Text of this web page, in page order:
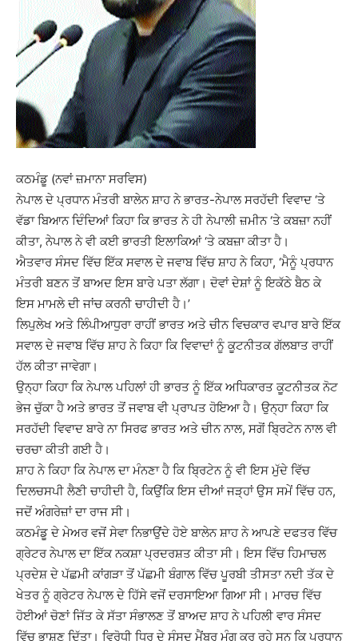
ਕਠਮੰਡੂ (ਨਵਾਂ ਜ਼ਮਾਨਾ ਸਰਵਿਸ)
ਨੇਪਾਲ ਦੇ ਪ੍ਰਧਾਨ ਮੰਤਰੀ ਬਾਲੇਨ ਸ਼ਾਹ ਨੇ ਭਾਰਤ-ਨੇਪਾਲ ਸਰਹੱਦੀ ਵਿਵਾਦ ‘ਤੇ
ਵੱਡਾ ਬਿਆਨ ਦਿੰਦਿਆਂ ਕਿਹਾ ਕਿ ਭਾਰਤ ਨੇ ਹੀ ਨੇਪਾਲੀ ਜ਼ਮੀਨ ‘ਤੇ ਕਬਜ਼ਾ ਨਹੀਂ
ਕੀਤਾ, ਨੇਪਾਲ ਨੇ ਵੀ ਕਈ ਭਾਰਤੀ ਇਲਾਕਿਆਂ ‘ਤੇ ਕਬਜ਼ਾ ਕੀਤਾ ਹੈ।
ਐਤਵਾਰ ਸੰਸਦ ਵਿੱਚ ਇੱਕ ਸਵਾਲ ਦੇ ਜਵਾਬ ਵਿੱਚ ਸ਼ਾਹ ਨੇ ਕਿਹਾ, ‘ਮੈਨੂੰ ਪ੍ਰਧਾਨ
ਮੰਤਰੀ ਬਣਨ ਤੋਂ ਬਾਅਦ ਇਸ ਬਾਰੇ ਪਤਾ ਲੱਗਾ। ਦੋਵਾਂ ਦੇਸ਼ਾਂ ਨੂੰ ਇਕੱਠੇ ਬੈਠ ਕੇ
ਇਸ ਮਾਮਲੇ ਦੀ ਜਾਂਚ ਕਰਨੀ ਚਾਹੀਦੀ ਹੈ।’
ਲਿਪੁਲੇਖ ਅਤੇ ਲਿੰਪੀਆਧੁਰਾ ਰਾਹੀਂ ਭਾਰਤ ਅਤੇ ਚੀਨ ਵਿਚਕਾਰ ਵਪਾਰ ਬਾਰੇ ਇੱਕ
ਸਵਾਲ ਦੇ ਜਵਾਬ ਵਿੱਚ ਸ਼ਾਹ ਨੇ ਕਿਹਾ ਕਿ ਵਿਵਾਦਾਂ ਨੂੰ ਕੂਟਨੀਤਕ ਗੱਲਬਾਤ ਰਾਹੀਂ
ਹੱਲ ਕੀਤਾ ਜਾਵੇਗਾ।
ਉਨ੍ਹਾ ਕਿਹਾ ਕਿ ਨੇਪਾਲ ਪਹਿਲਾਂ ਹੀ ਭਾਰਤ ਨੂੰ ਇੱਕ ਅਧਿਕਾਰਤ ਕੂਟਨੀਤਕ ਨੋਟ
ਭੇਜ ਚੁੱਕਾ ਹੈ ਅਤੇ ਭਾਰਤ ਤੋਂ ਜਵਾਬ ਵੀ ਪ੍ਰਾਪਤ ਹੋਇਆ ਹੈ। ਉਨ੍ਹਾ ਕਿਹਾ ਕਿ
ਸਰਹੱਦੀ ਵਿਵਾਦ ਬਾਰੇ ਨਾ ਸਿਰਫ ਭਾਰਤ ਅਤੇ ਚੀਨ ਨਾਲ, ਸਗੋਂ ਬ੍ਰਿਟੇਨ ਨਾਲ ਵੀ
ਚਰਚਾ ਕੀਤੀ ਗਈ ਹੈ।
ਸ਼ਾਹ ਨੇ ਕਿਹਾ ਕਿ ਨੇਪਾਲ ਦਾ ਮੰਨਣਾ ਹੈ ਕਿ ਬ੍ਰਿਟੇਨ ਨੂੰ ਵੀ ਇਸ ਮੁੱਦੇ ਵਿੱਚ
ਦਿਲਚਸਪੀ ਲੈਣੀ ਚਾਹੀਦੀ ਹੈ, ਕਿਉਂਕਿ ਇਸ ਦੀਆਂ ਜੜ੍ਹਾਂ ਉਸ ਸਮੇਂ ਵਿੱਚ ਹਨ,
ਜਦੋਂ ਅੰਗਰੇਜ਼ਾਂ ਦਾ ਰਾਜ ਸੀ।
ਕਠਮੰਡੂ ਦੇ ਮੇਅਰ ਵਜੋਂ ਸੇਵਾ ਨਿਭਾਉਂਦੇ ਹੋਏ ਬਾਲੇਨ ਸ਼ਾਹ ਨੇ ਆਪਣੇ ਦਫਤਰ ਵਿੱਚ
ਗ੍ਰੇਟਰ ਨੇਪਾਲ ਦਾ ਇੱਕ ਨਕਸ਼ਾ ਪ੍ਰਦਰਸ਼ਤ ਕੀਤਾ ਸੀ। ਇਸ ਵਿੱਚ ਹਿਮਾਚਲ
ਪ੍ਰਦੇਸ਼ ਦੇ ਪੱਛਮੀ ਕਾਂਗੜਾ ਤੋਂ ਪੱਛਮੀ ਬੰਗਾਲ ਵਿੱਚ ਪੂਰਬੀ ਤੀਸਤਾ ਨਦੀ ਤੱਕ ਦੇ
ਖੇਤਰ ਨੂੰ ਗ੍ਰੇਟਰ ਨੇਪਾਲ ਦੇ ਹਿੱਸੇ ਵਜੋਂ ਦਰਸਾਇਆ ਗਿਆ ਸੀ। ਮਾਰਚ ਵਿੱਚ
ਹੋਈਆਂ ਚੋਣਾਂ ਜਿੱਤ ਕੇ ਸੱਤਾ ਸੰਭਾਲਣ ਤੋਂ ਬਾਅਦ ਸ਼ਾਹ ਨੇ ਪਹਿਲੀ ਵਾਰ ਸੰਸਦ
ਵਿੱਚ ਭਾਸ਼ਣ ਦਿੱਤਾ। ਵਿਰੋਧੀ ਧਿਰ ਦੇ ਸੰਸਦ ਮੈਂਬਰ ਮੰਗ ਕਰ ਰਹੇ ਸਨ ਕਿ ਪ੍ਰਧਾਨ